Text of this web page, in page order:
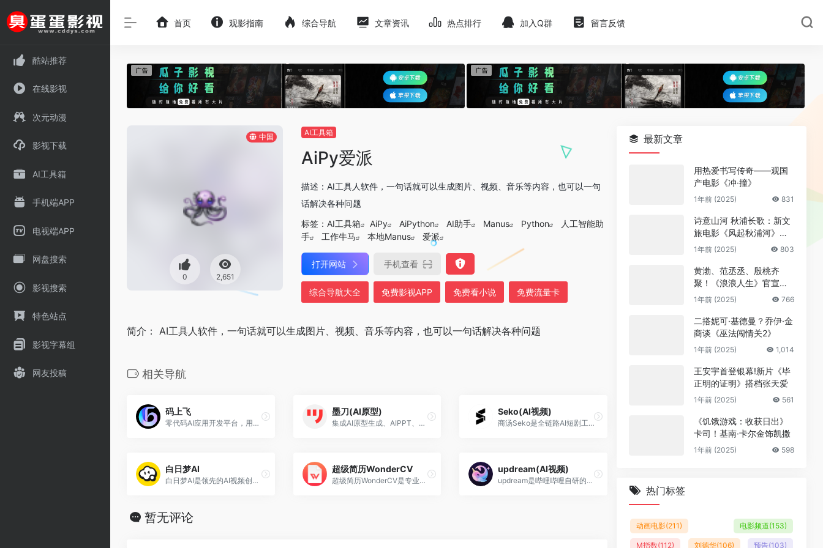
酷站推荐
在线影视
次元动漫
影视下载
AI工具箱
手机端APP
电视端APP
网盘搜索
影视搜索
特色站点
影视字幕组
网友投稿
首页 观影指南 综合导航 文章资讯 热点排行 加入Q群 留言反馈
中国
0 2,651
AI工具箱
AiPy爱派
描述：AI工具人软件，一句话就可以生成图片、视频、音乐等内容，也可以一句
话解决各种问题
标签： AI工具箱 AiPy AiPython AI助手 Manus Python
人工智能助
手
工作牛马 本地Manus 爱派
打开网站 手机查看
综合导航大全 免费影视APP 免费看小说 免费流量卡
简介： AI工具人软件，一句话就可以生成图片、视频、音乐等内容，也可以一句话解决各种问题
相关导航
码上飞
零代码AI应用开发平台，用户只需一句话简单描述需求，AI能自动生成小程序、APP或H5网页应用，无需编写代码。
墨刀(AI原型)
集成AI原型生成、AIPPT、白板、流程图、思维导图与UI设计能力，支持Axure/Sketch/Figma文件导入，帮助产品、设计、研发团队在云端高效协作，注册即可免费试用。
Seko(AI视频)
商汤Seko是全链路AI短剧工具，一键生成成片，低成本批量产出短视频，让内容创作效率倍增，人人都能高效出片。
白日梦AI
白日梦AI是领先的AI视频创作类AIGC创作平台，提供AI视频生成、AI视频编辑、AI视频制作等服务，帮助用户快速创作出高质量的AI视频内容。
超级简历WonderCV
超级简历WonderCV是专业的AI简历制作工具，支持AI智能生成简历内容、一键优化措辞、智能纠错
updream(AI视频)
updream是哔哩哔哩自研的AI视频创作产品，该产品面向B站广大UP主设计，主打轻量化、智能化创作体验，界面简洁易上手。更多工具信息，关注updream官网（www.updream.cn）。
暂无评论
最新文章
用热爱书写传奇——观国
产电影《冲·撞》
1年前 (2025) 831
诗意山河 秋浦长歌：新文
旅电影《风起秋浦河》今
日全国公映
1年前 (2025) 803
黄渤、范丞丞、殷桃齐
聚！《浪浪人生》官宣阵
容
1年前 (2025) 766
二搭妮可·基德曼？乔伊·金
商谈《巫法闯情关2》
1年前 (2025) 1,014
王安宇首登银幕!新片《毕
正明的证明》搭档张天爱
1年前 (2025) 561
《饥饿游戏：收获日出》
卡司！基南·卡尔金饰凯撒
1年前 (2025) 598
热门标签
动画电影(211) 电影频道(153)
M指数(112) 刘德华(106) 预告(103)